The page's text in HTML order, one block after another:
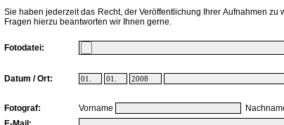
Sie haben jederzeit das Recht, der Veröffentlichung Ihrer Aufnahmen
Fragen hierzu beantworten wir Ihnen gerne.
Fotodatei:
Datum / Ort:
Fotograf: Vorname